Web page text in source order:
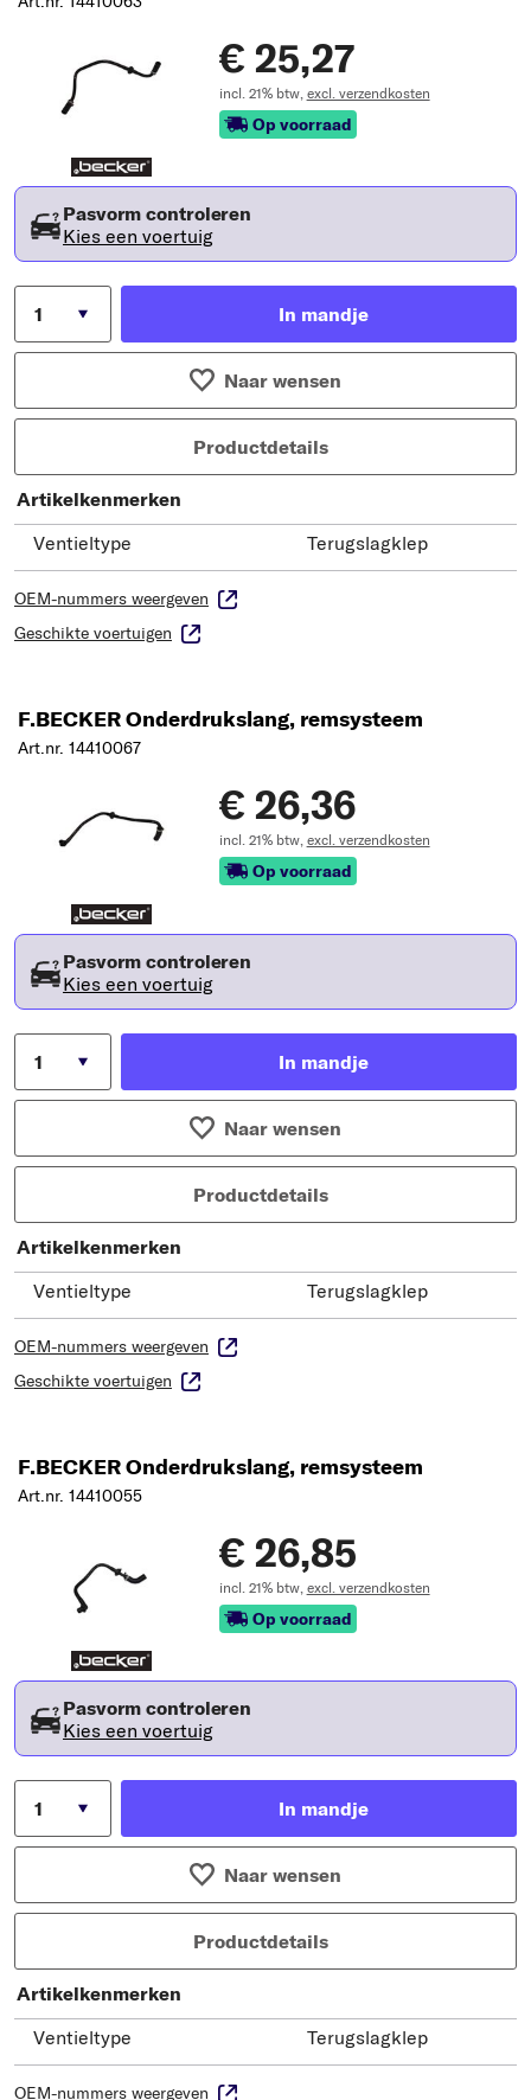
€ 25,27
incl. 21% btw, excl. verzendkosten
Op voorraad
Pasvorm controleren
Kies een voertuig
In mandje
Naar wensen
Productdetails
Artikelkenmerken
Ventieltype
Terugslagklep
OEM-nummers weergeven
Geschikte voertuigen
F.BECKER Onderdrukslang, remsysteem
Art.nr. 14410067
€ 26,36
incl. 21% btw, excl. verzendkosten
Op voorraad
Pasvorm controleren
Kies een voertuig
In mandje
Naar wensen
Productdetails
Artikelkenmerken
Ventieltype
Terugslagklep
OEM-nummers weergeven
Geschikte voertuigen
F.BECKER Onderdrukslang, remsysteem
Art.nr. 14410055
€ 26,85
incl. 21% btw, excl. verzendkosten
Op voorraad
Pasvorm controleren
Kies een voertuig
In mandje
Naar wensen
Productdetails
Artikelkenmerken
Ventieltype
Terugslagklep
OEM-nummers weergeven